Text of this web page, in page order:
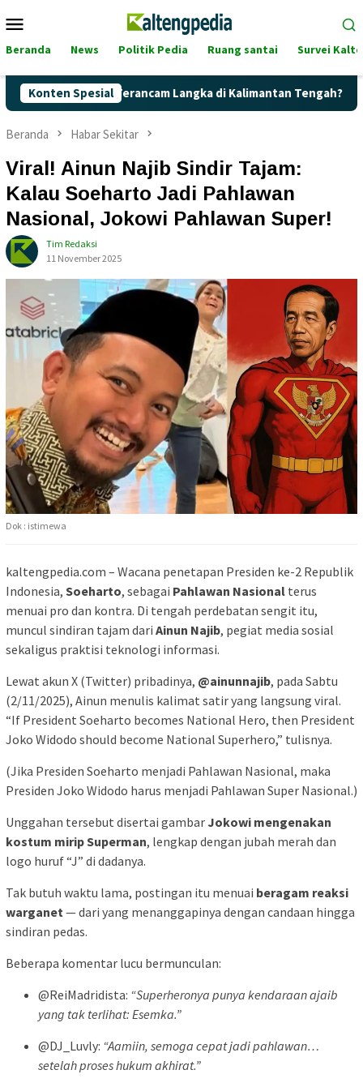
ke
Mobile
Beranda News Politik Pedia Ruang santai Survei
Konten Spesial
Terancam Langka di Kalimantan Tengah? Kaget!
Beranda Habar Sekitar
Viral! Ainun Najib Sindir Tajam:
Kalau Soeharto Jadi Pahlawan
Nasional, Jokowi Pahlawan Super!
Tim Redaksi
11 November 2025
Dok : istimewa
kaltengpedia.com – Wacana penetapan Presiden ke-2 Republik
Indonesia, Soeharto, sebagai Pahlawan Nasional terus
menuai pro dan kontra. Di tengah perdebatan sengit itu,
muncul sindiran tajam dari Ainun Najib, pegiat media sosial
sekaligus praktisi teknologi informasi.
Lewat akun X (Twitter) pribadinya, @ainunnajib, pada Sabtu
(2/11/2025), Ainun menulis kalimat satir yang langsung viral.
“If President Soeharto becomes National Hero, then President
Joko Widodo should become National Superhero,” tulisnya.
(Jika Presiden Soeharto menjadi Pahlawan Nasional, maka
Presiden Joko Widodo harus menjadi Pahlawan Super Nasional.)
Unggahan tersebut disertai gambar Jokowi mengenakan
kostum mirip Superman, lengkap dengan jubah merah dan
logo huruf “J” di dadanya.
Tak butuh waktu lama, postingan itu menuai beragam reaksi
warganet — dari yang menanggapinya dengan candaan hingga
sindiran pedas.
Beberapa komentar lucu bermunculan:
@ReiMadridista: “Superheronya punya kendaraan ajaib
yang tak terlihat: Esemka.”
@DJ_Luvly: “Aamiin, semoga cepat jadi pahlawan…
setelah proses hukum akhirat.”